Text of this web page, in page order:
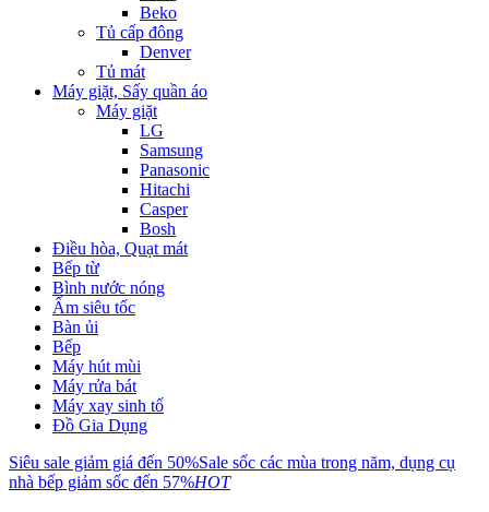
Beko
Tủ cấp đông
Denver
Tủ mát
Máy giặt, Sấy quần áo
Máy giặt
LG
Samsung
Panasonic
Hitachi
Casper
Bosh
Điều hòa, Quạt mát
Bếp từ
Bình nước nóng
Ấm siêu tốc
Bàn ủi
Bếp
Máy hút mùi
Máy rửa bát
Máy xay sinh tố
Đồ Gia Dụng
Siêu sale giảm giá đến 50%Sale sốc các mùa trong năm, dụng cụ
nhà bếp giảm sốc đến 57%HOT